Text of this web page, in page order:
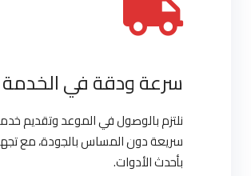
سرعة ودقة في الخدمة
نلتزم بالوصول في الموعد وتقديم
سريعة دون المساس بالجودة، مع
بأحدث الأدوات.